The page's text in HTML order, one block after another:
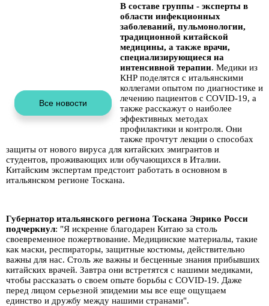
В составе группы - эксперты в
области инфекционных
заболеваний, пульмонологии,
традиционной китайской
медицины, а также врачи,
специализирующиеся на
интенсивной терапии. Медики из
КНР поделятся с итальянскими
коллегами опытом по диагностике и
лечению пациентов с COVID-19, а
также расскажут о наиболее
эффективных методах
профилактики и контроля. Они
также прочтут лекции о способах
защиты от нового вируса для китайских эмигрантов и
студентов, проживающих или обучающихся в Италии.
Китайским экспертам предстоит работать в основном в
итальянском регионе Тоскана.
Губернатор итальянского региона Тоскана Энрико Росси
подчеркнул: "Я искренне благодарен Китаю за столь
своевременное пожертвование. Медицинские материалы, такие
как маски, респираторы, защитные костюмы, действительно
важны для нас. Столь же важны и бесценные знания прибывших
китайских врачей. Завтра они встретятся с нашими медиками,
чтобы рассказать о своем опыте борьбы с COVID-19. Даже
перед лицом серьезной эпидемии мы все еще ощущаем
единство и дружбу между нашими странами".